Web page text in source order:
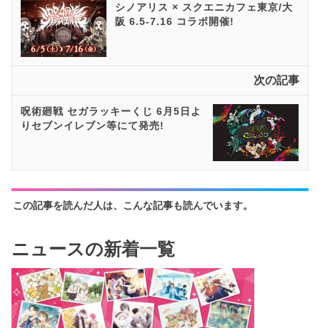
シノアリス × スクエニカフェ東京/大
阪 6.5-7.16 コラボ開催!
次の記事
呪術廻戦 セガラッキーくじ 6月5日よ
りセブンイレブン等にて発売!
この記事を読んだ人は、こんな記事も読んでいます。
ニュースの新着一覧